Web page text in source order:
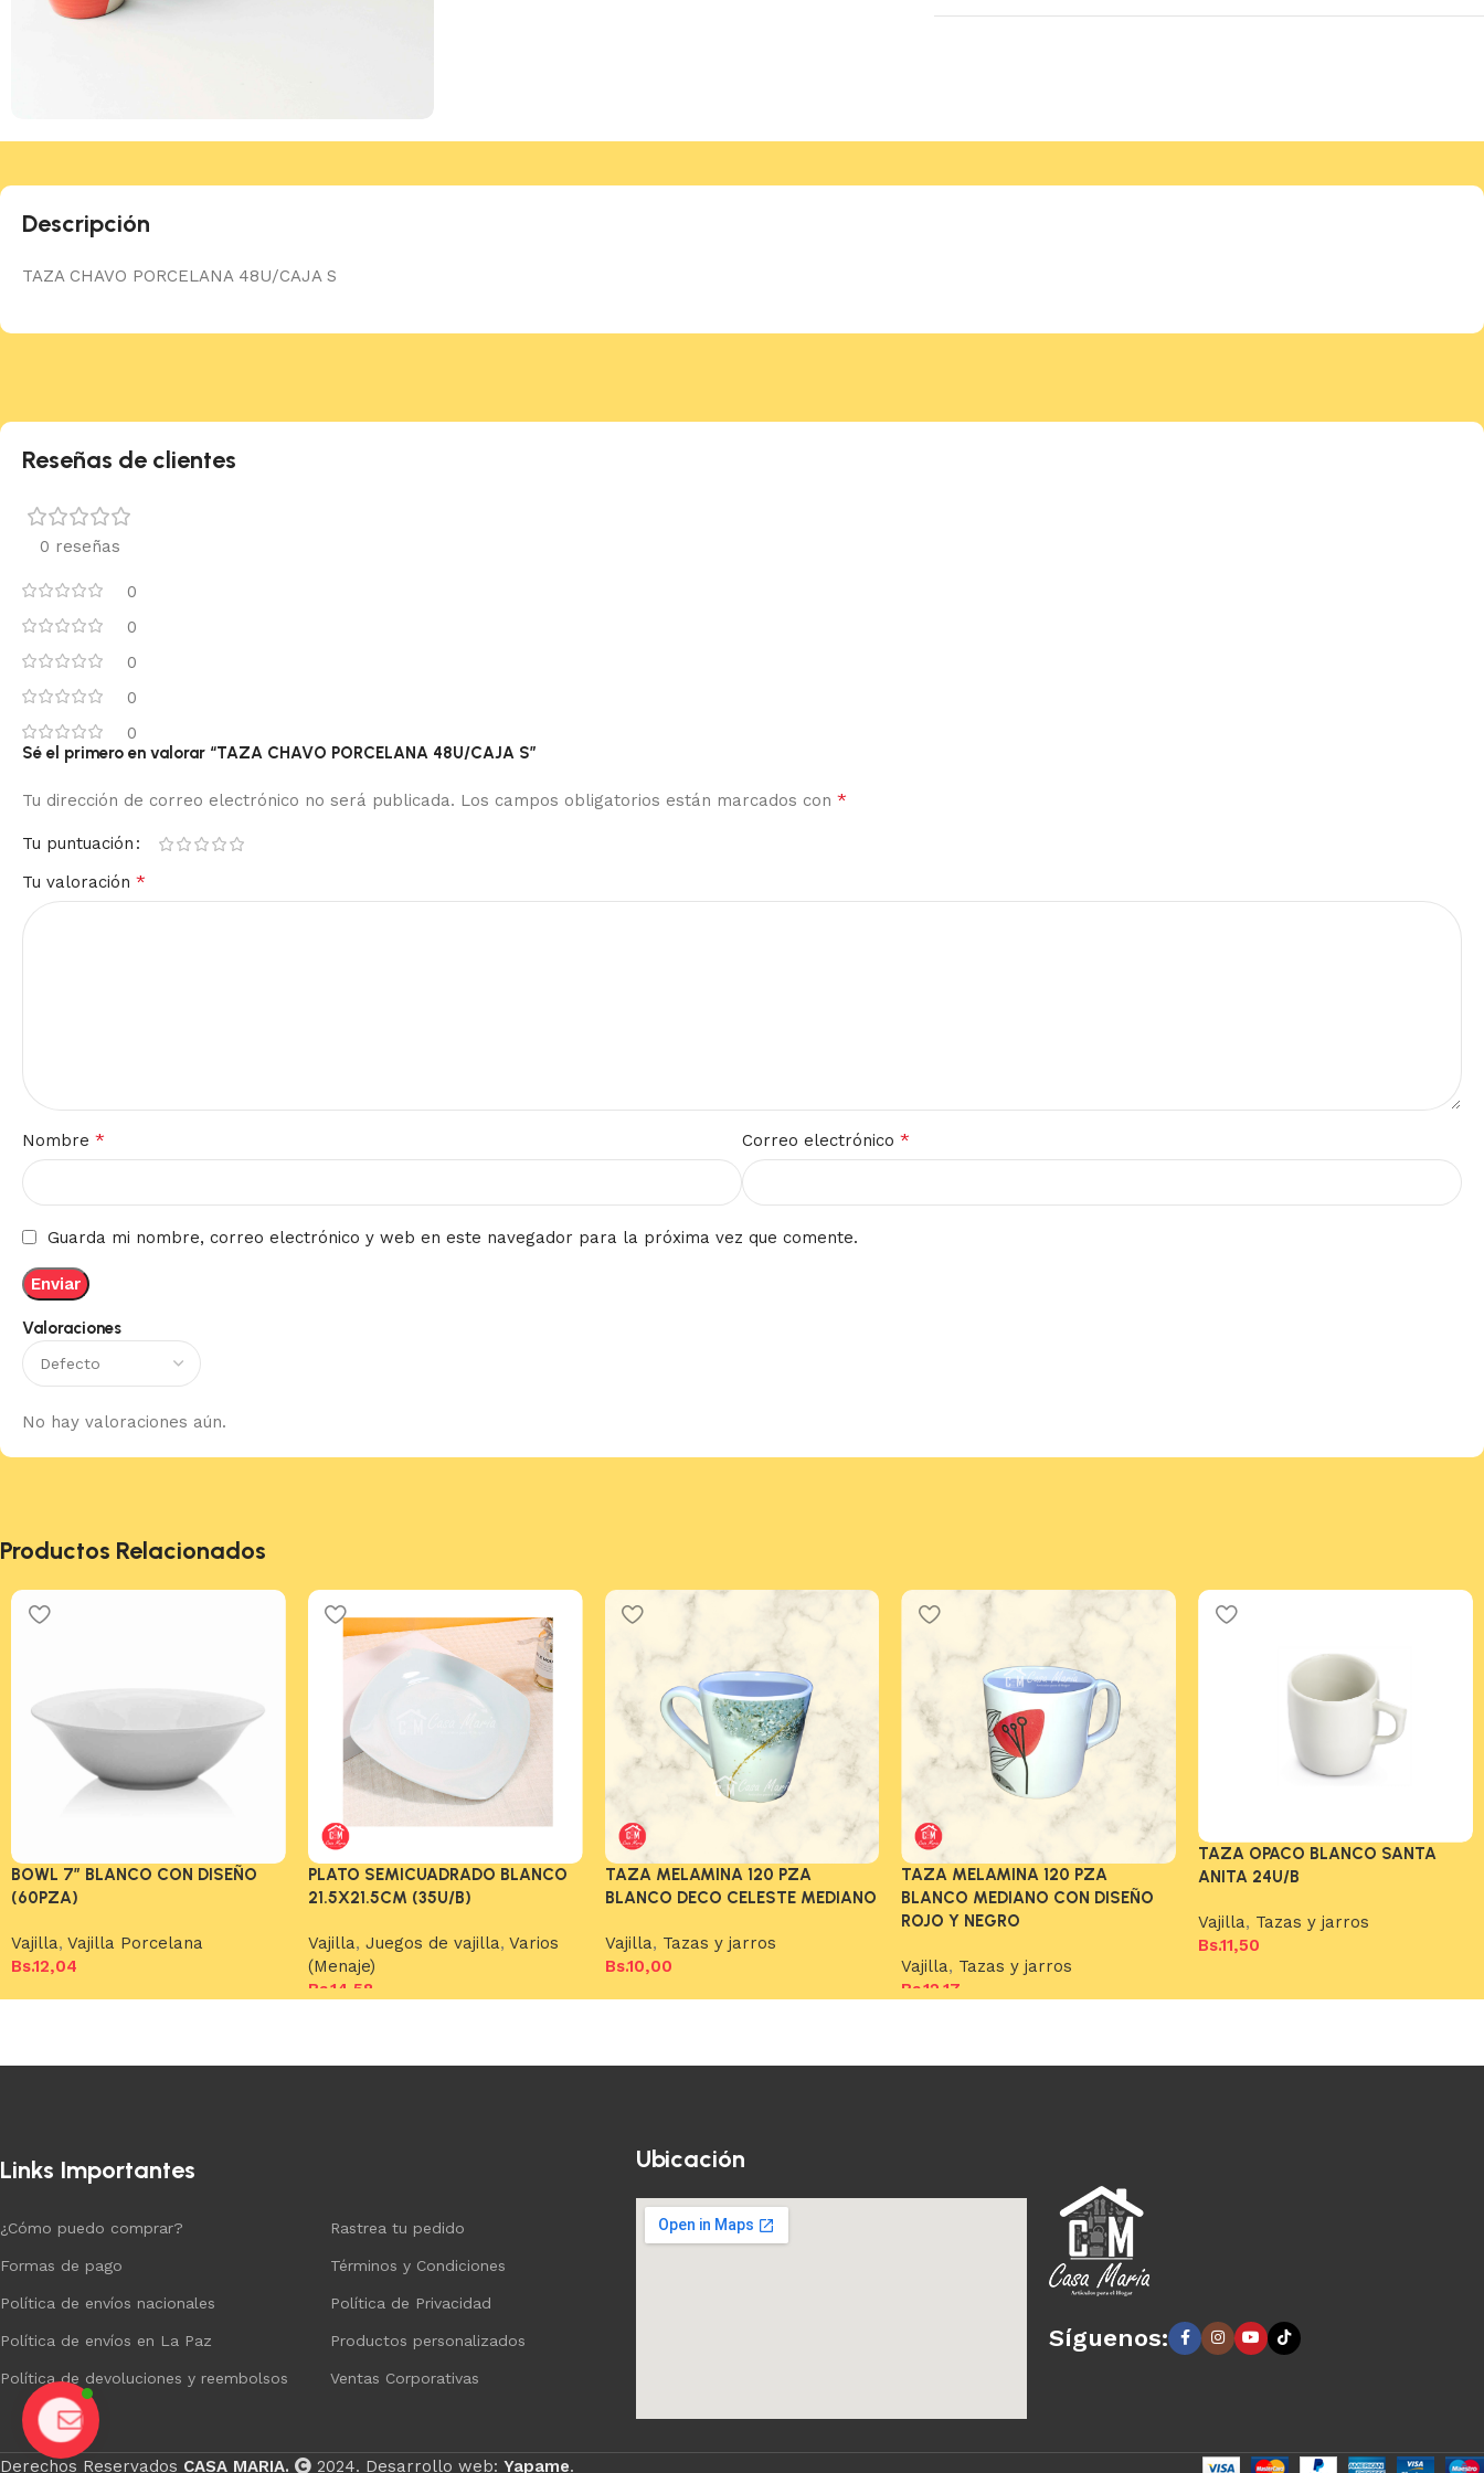
Descripción
TAZA CHAVO PORCELANA 48U/CAJA S
Reseñas de clientes
0 reseñas
0
0
0
0
0
Valoraciones
No hay valoraciones aún.
Sé el primero en valorar “TAZA CHAVO PORCELANA 48U/CAJA S”
Tu dirección de correo electrónico no será publicada. Los campos obligatorios están marcados con *
Tu puntuación
Tu valoración *
Nombre * Correo electrónico *
Guarda mi nombre, correo electrónico y web en este navegador para la próxima vez que comente.
Productos Relacionados
BOWL 7″ BLANCO CON DISEÑO
(60PZA)
Vajilla, Vajilla Porcelana
Bs.12,04
Añadir al carrito
PLATO SEMICUADRADO BLANCO
21.5X21.5CM (35U/B)
Vajilla, Juegos de vajilla, Varios
(Menaje)
Bs.14,58
TAZA MELAMINA 120 PZA
BLANCO DECO CELESTE MEDIANO
Vajilla, Tazas y jarros
Bs.10,00
Añadir al carrito
TAZA MELAMINA 120 PZA
BLANCO MEDIANO CON DISEÑO
ROJO Y NEGRO
Vajilla, Tazas y jarros
Bs.12,17
TAZA OPACO BLANCO SANTA
ANITA 24U/B
Vajilla, Tazas y jarros
Bs.11,50
Links Importantes
¿Cómo puedo comprar?
Formas de pago
Política de envíos nacionales
Política de envíos en La Paz
Política de devoluciones y reembolsos
Rastrea tu pedido
Términos y Condiciones
Política de Privacidad
Productos personalizados
Ventas Corporativas
Ubicación
Síguenos:
Derechos Reservados CASA MARIA. 2024. Desarrollo web: Yapame.